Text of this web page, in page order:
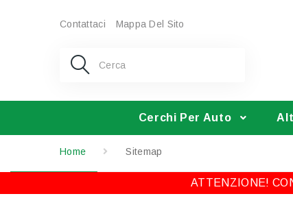
Contattaci Mappa Del Sito
Cerchi Per Auto
Home Sitemap
ATTENZIONE!